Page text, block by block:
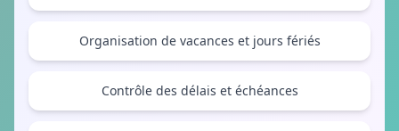
Organisation de vacances et jours fériés
Contrôle des délais et échéances